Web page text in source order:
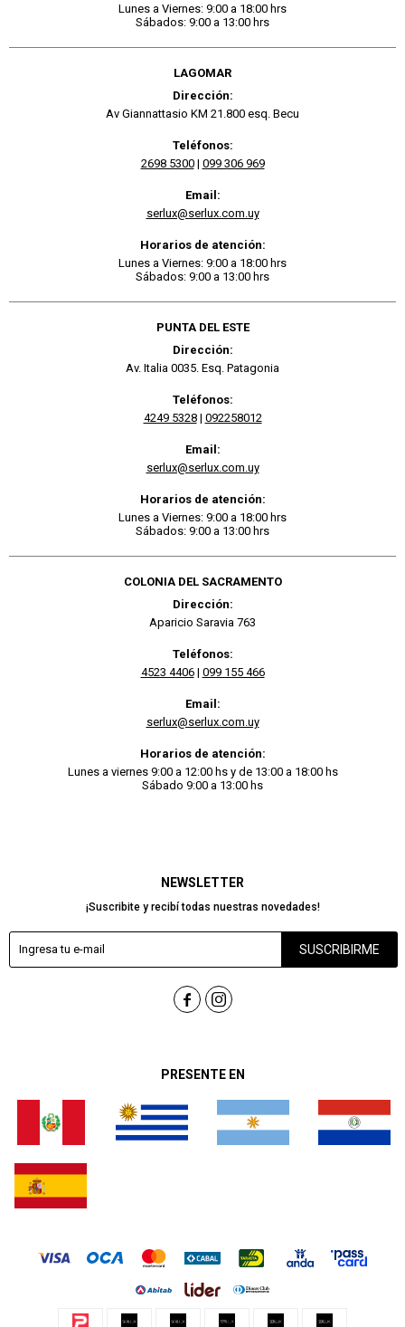
PRESENTE EN
NEWSLETTER
¡Suscribite y recibí todas nuestras novedades!
SUSCRIBIRME
 
Lunes a Viernes: 9:00 a 18:00 hrs
Sábados: 9:00 a 13:00 hrs
LAGOMAR
Dirección:
Av Giannattasio KM 21.800 esq. Becu
Teléfonos:
2698 5300| 099 306 969
Email:
serlux@serlux.com.uy
Horarios de atención:
Lunes a Viernes: 9:00 a 18:00 hrs
Sábados: 9:00 a 13:00 hrs
PUNTA DEL ESTE
Dirección:
Av. Italia 0035. Esq. Patagonia
Teléfonos:
4249 5328| 092258012
Email:
serlux@serlux.com.uy
Horarios de atención:
Lunes a Viernes: 9:00 a 18:00 hrs
Sábados: 9:00 a 13:00 hrs
COLONIA DEL SACRAMENTO
Dirección:
Aparicio Saravia 763
Teléfonos:
4523 4406| 099 155 466
Email:
serlux@serlux.com.uy
Horarios de atención:
Lunes a viernes 9:00 a 12:00 hs y de 13:00 a 18:00 hs
Sábado 9:00 a 13:00 hs